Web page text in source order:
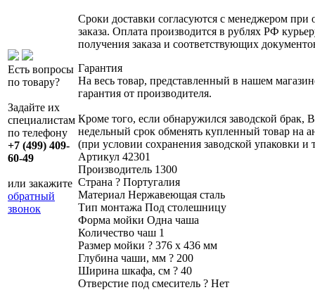
Есть вопросы
по товару?
Задайте их
специалистам
по телефону
+7 (499) 409-
60-49
или закажите
обратный
звонок
Сроки доставки согласуются с менеджером при
заказа. Оплата производится в рублях РФ
получения заказа и соответствующих
Гарантия
На весь товар, представленный в нашем
гарантия от производителя.
Кроме того, если обнаружился заводской брак,
недельный срок обменять купленный товар на
(при условии сохранения заводской упаковки и
Артикул 42301
Производитель 1300
Страна ? Португалия
Материал Нержавеющая сталь
Тип монтажа Под столешницу
Форма мойки Одна чаша
Количество чаш 1
Размер мойки ? 376 х 436 мм
Глубина чаши, мм ? 200
Ширина шкафа, см ? 40
Отверстие под смеситель ? Нет